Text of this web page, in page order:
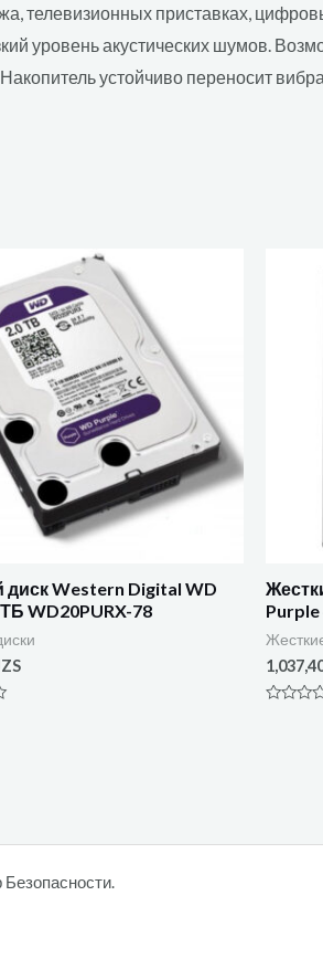
телевизионных приставках,
уровень акустических шумов.
устойчиво переносит
диск Western Digital WD
WD20PURX-78
Purple